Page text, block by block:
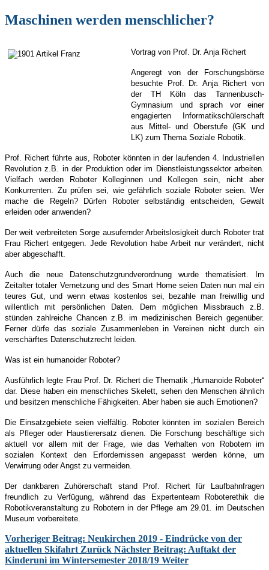
Maschinen werden menschlicher?
Vortrag von Prof. Dr. Anja Richert
Angeregt von der Forschungsbörse
besuchte Prof. Dr. Anja Richert von
der TH Köln das Tannenbusch-
Gymnasium und sprach vor einer
engagierten Informatikschülerschaft
aus Mittel- und Oberstufe (GK und
LK) zum Thema Soziale Robotik.
Prof. Richert führte aus, Roboter könnten in der laufenden 4. Industriellen
Revolution z.B. in der Produktion oder im Dienstleistungssektor arbeiten.
Vielfach werden Roboter Kolleginnen und Kollegen sein, nicht aber
Konkurrenten. Zu prüfen sei, wie gefährlich soziale Roboter seien. Wer
mache die Regeln? Dürfen Roboter selbständig entscheiden, Gewalt
erleiden oder anwenden?
Der weit verbreiteten Sorge ausufernder Arbeitslosigkeit durch Roboter trat
Frau Richert entgegen. Jede Revolution habe Arbeit nur verändert, nicht
aber abgeschafft.
Auch die neue Datenschutzgrundverordnung wurde thematisiert. Im
Zeitalter totaler Vernetzung und des Smart Home seien Daten nun mal ein
teures Gut, und wenn etwas kostenlos sei, bezahle man freiwillig und
willentlich mit persönlichen Daten. Dem möglichen Missbrauch z.B.
stünden zahlreiche Chancen z.B. im medizinischen Bereich gegenüber.
Ferner dürfe das soziale Zusammenleben in Vereinen nicht durch ein
verschärftes Datenschutzrecht leiden.
Was ist ein humanoider Roboter?
Ausführlich legte Frau Prof. Dr. Richert die Thematik „Humanoide Roboter“
dar. Diese haben ein menschliches Skelett, sehen den Menschen ähnlich
und besitzen menschliche Fähigkeiten. Aber haben sie auch Emotionen?
Die Einsatzgebiete seien vielfältig. Roboter könnten im sozialen Bereich
als Pfleger oder Haustierersatz dienen. Die Forschung beschäftige sich
aktuell vor allem mit der Frage, wie das Verhalten von Robotern im
sozialen Kontext den Erfordernissen angepasst werden könne, um
Verwirrung oder Angst zu vermeiden.
Der dankbaren Zuhörerschaft stand Prof. Richert für Laufbahnfragen
freundlich zu Verfügung, während das Expertenteam Roboterethik die
Robotikveranstaltung zu Robotern in der Pflege am 29.01. im Deutschen
Museum vorbereitete.
Vorheriger Beitrag: Neukirchen 2019 - Eindrücke von der
aktuellen Skifahrt Zurück Nächster Beitrag: Auftakt der
Kinderuni im Wintersemester 2018/19 Weiter